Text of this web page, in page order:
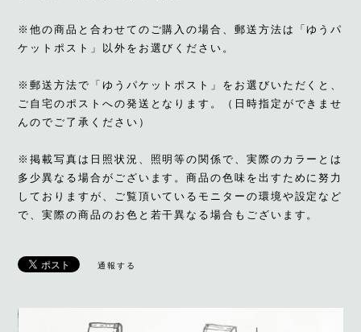
※他の商品と合わせてのご購入の場合、郵送方法は「ゆうパ
ケットポスト」以外をお選びください。
※郵送方法で「ゆうパケットポスト」をお選びいただくと、
ご自宅のポストへの発送となります。（日時指定ができませ
んのでご了承ください）
※掲載写真は日照状況、照明等の関係で、実際のカラーとは
多少異なる場合がございます。商品の色味を出すために努力
しておりますが、ご覧頂いているモニターの環境や設定など
で、実際の商品のお色と若干異なる場合もございます。
通報する